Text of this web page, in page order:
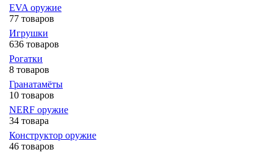
EVA оружие
77 товаров
Игрушки
636 товаров
Рогатки
8 товаров
Гранатамёты
10 товаров
NERF оружие
34 товара
Конструктор оружие
46 товаров